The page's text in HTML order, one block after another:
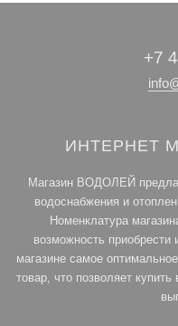
+7
ИНТЕРНЕТ
Магазин ВОДОЛЕЙ
водоснабжения и
Номенклатура
возможность
магазине самое
товар, что позволяет